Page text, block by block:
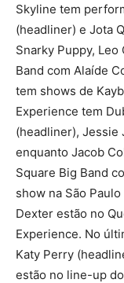
Skyline tem
(headliner) e Jota
Snarky Puppy, Leo
Band com Alaíde
tem shows de
Experience tem
(headliner), Jessie
enquanto Jacob
Square Big Band
show na São
Dexter estão no
Experience. No
Katy Perry
estão no line-up